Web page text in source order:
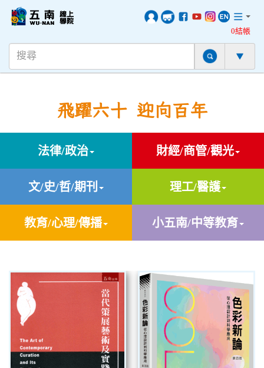
0結帳
飛躍六十 迎向百年
法律/政治 財經/商管/觀光
文/史/哲/期刊 理工/醫護
教育/心理/傳播 小五南/中等教育